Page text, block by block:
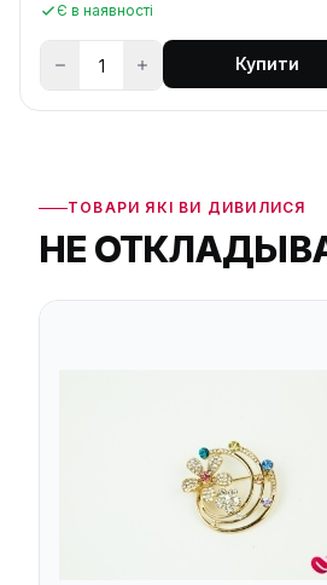
Є в наявності
Купити
ТОВАРИ ЯКІ ВИ ДИВИЛИСЯ
НЕ